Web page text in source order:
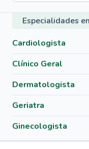
Especialidades
Cardiologista
Clínico Geral
Dermatologista
Geriatra
Ginecologista